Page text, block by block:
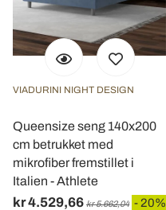
VIADURINI NIGHT DESIGN
Queensize seng 140x200
cm betrukket med
mikrofiber fremstillet i
Italien - Athlete
kr 4.529,66 kr 5.662,04 - 20%